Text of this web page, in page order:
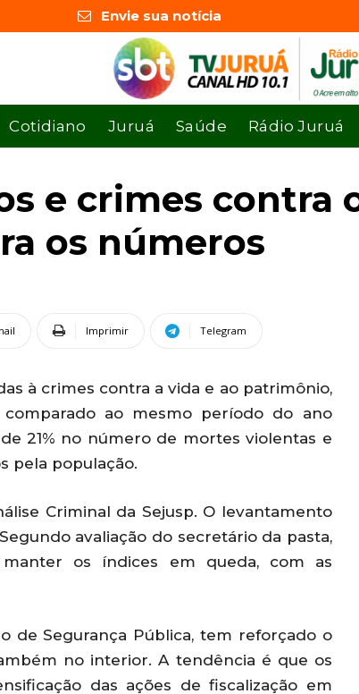
Envie sua notícia
Cotidiano Juruá Saúde Rádio Juruá
e crimes contra
os números
Imprimir Telegram
à crimes contra a vida e ao patrimônio,
ao mesmo período do ano
21% no número de mortes violentas e
pela população.
Criminal da Sejusp. O levantamento
avaliação do secretário da pasta,
os índices em queda, com as
de Segurança Pública, tem reforçado o
no interior. A tendência é que os
das ações de fiscalização em